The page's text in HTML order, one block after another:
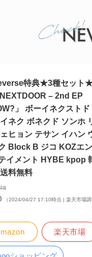
特典★3種セット
– 2nd EP
」 ボーイネクストド
ネク ボネクド ソンホ
ヒョン テサン イハン
Block B ジコ KOZエン
イメント HYBE kpop
料無料
（2024/04/27 17:10時点 | 楽天市場調
楽天市場